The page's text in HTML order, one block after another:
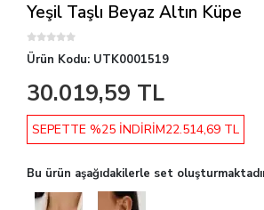
Yeşil Taşlı Beyaz Altın Küpe
Ürün Kodu: UTK0001519
30.019,59 TL
SEPETTE %25 İNDİRİM22.514,69 TL
Bu ürün aşağıdakilerle set